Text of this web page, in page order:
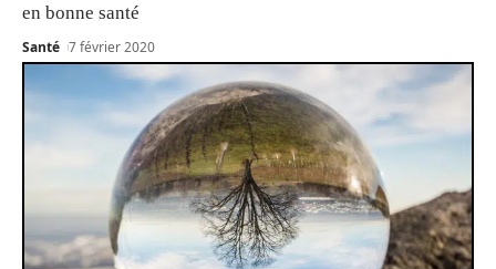
en bonne santé
Santé 7 février 2020